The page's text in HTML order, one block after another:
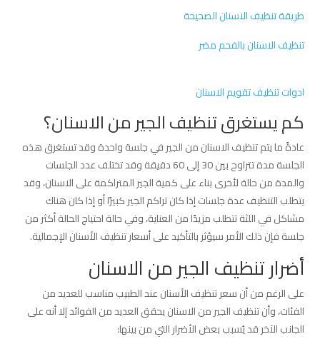
طريقة تنظيف الاسنان الصحيحة
تنظيف الاسنان بالفحم مضر
ادوات تنظيف تقويم الاسنان
كم يستغرق تنظيف الجير من الاسنان؟
عادةً ما يتم تنظيف الاسنان من الجير في جلسة واحدة وقد تستغرق هذه
الجلسة مدة تتراوح بين 30 إلى 60 دقيقة وقد تختلف عدد الجلسات
والمدة من حالة لأخرى بناء على كمية الجير المتراكمة على الاسنان، وقد
يتطلب التنظيف عدة جلسات إذا كان تراكم الجير كبيرًا أو إذا كان هناك
مشاكل في اللثة تتطلب مزيدًا من العناية، وفي حالة احتياج الحالة أكثر من
جلسة فإن ذلك الأمر سيؤثر بالتأكيد على أسعار تنظيف الأسنان الإجمالية.
أضرار تنظيف الجير من الاسنان
على الرغم من أن سعر تنظيف الأسنان عند الطبيب مناسب للعديد من
الفئات، وأن تنظيف الجير من الاسنان يحقق العديد من الفوائد إلا أنه على
الجانب الآخر قد يُسبب بعض الأضرار التي من بينها: